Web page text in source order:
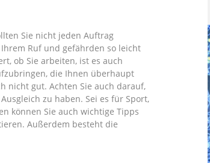
Sie nicht jeden Auftrag
Ruf und gefährden so leicht
ob Sie arbeiten, ist es auch
die Ihnen überhaupt
nicht gut. Achten Sie auch darauf,
zu haben. Sei es für Sport,
können Sie auch wichtige Tipps
Außerdem besteht die